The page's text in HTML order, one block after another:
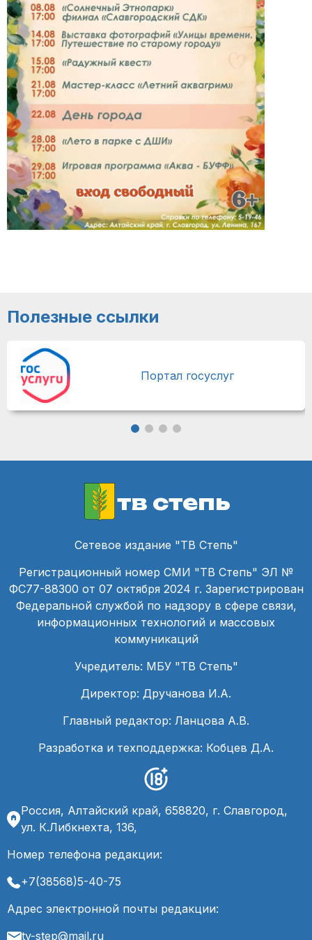
Полезные ссылки
Портал госуслуг
тв степь
Сетевое издание "ТВ Степь"
Регистрационный номер СМИ "ТВ Степь" ЭЛ №
ФС77-88300 от 07 октября 2024 г. Зарегистрирован
Федеральной службой по надзору в сфере связи,
информационных технологий и массовых
коммуникаций
Учредитель: МБУ "ТВ Степь"
Директор: Дручанова И.А.
Главный редактор: Ланцова А.В.
Разработка и техподдержка: Кобцев Д.А.
Россия, Алтайский край, 658820, г. Славгород,
ул. К.Либкнехта, 136,
Номер телефона редакции:
+7(38568)5-40-75
Адрес электронной почты редакции:
tv-step@mail.ru